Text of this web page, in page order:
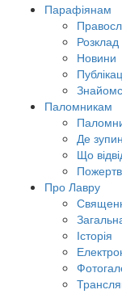
Парафіянам
Розклад
Новини
Паломникам
Де
Що
Про Лавру
Історія